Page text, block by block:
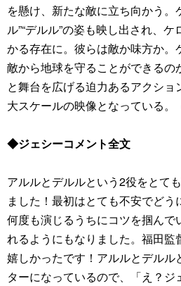
を懸け、新たな敵に立ち向かう。
ル”“デルル”の姿も映し出され、
かる存在に。彼らは敵か味方か。
敵から地球を守ることができるの
と舞台を広げる迫力あるアクシ
大スケールの映像となっている。
◆ジェシーコメント全文
アルルとデルルという2役をとて
ました！最初はとても不安でどう
何度も演じるうちにコツを掴んで
れるようにもなりました。福田監
嬉しかったです！アルルとデルル
ターになっているので、「え？